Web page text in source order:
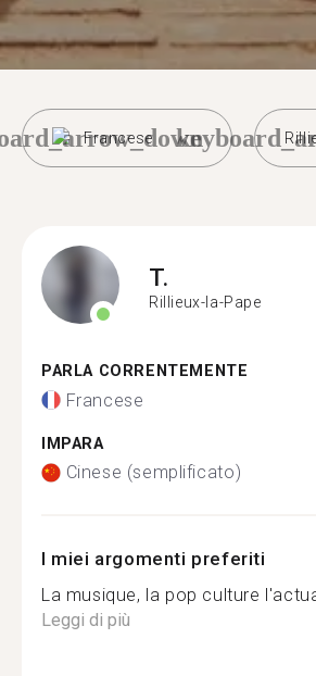
Francese
T.
Rillieux-la-Pape
PARLA CORRENTEMENTE
Francese
IMPARA
Cinese (semplificato)
I miei argomenti preferiti
La musique, la pop culture
Leggi di più